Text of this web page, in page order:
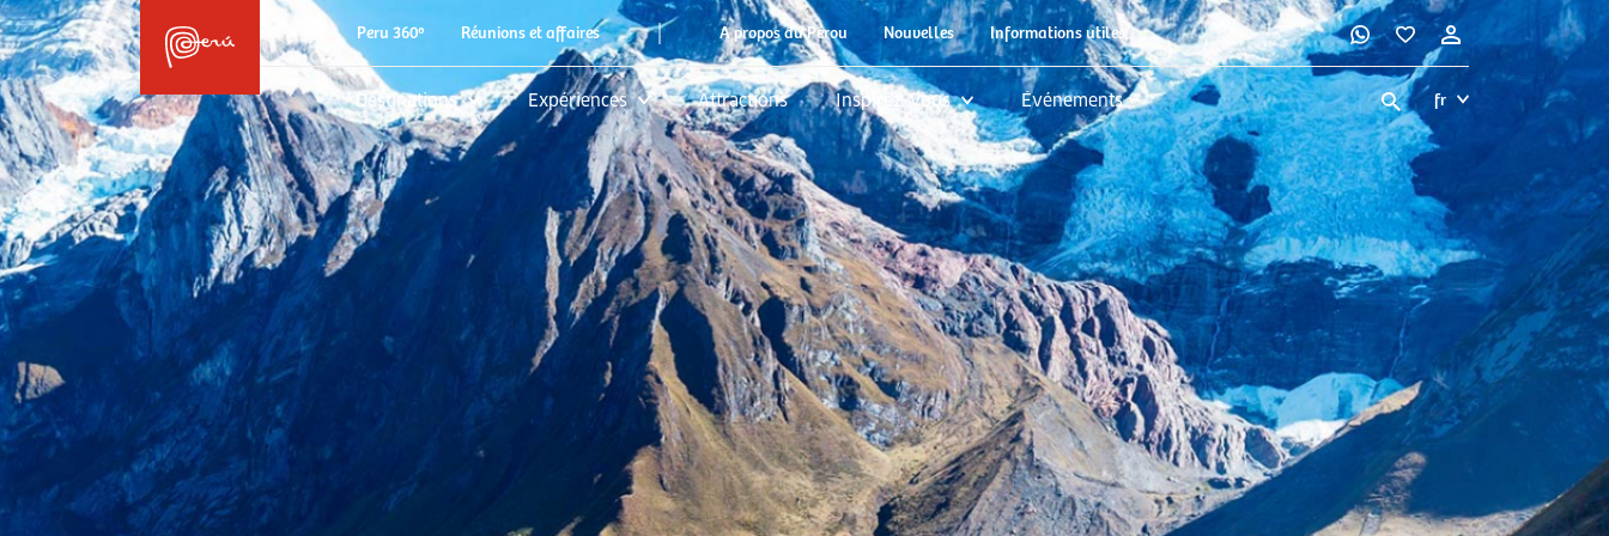
Peru 360º Réunions et affaires | A propos du Pérou Nouvelles Informations utiles
Destinations Expériences Attractions Inspirez-vous Événements fr